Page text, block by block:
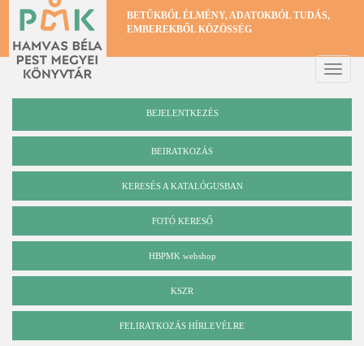
Ugrás
tartalomra
BETŰKBŐL ÉLMÉNY, ADATOKBÓL TUDÁS,
EMBEREKBŐL KÖZÖSSÉG
Toggle
BEJELENTKEZÉS
BEIRATKOZÁS
Katalógus
KERESÉS A KATALÓGUSBAN
FOTÓ KERESŐ
HBPMK webshop
KSZR
FELIRATKOZÁS HÍRLEVÉLRE